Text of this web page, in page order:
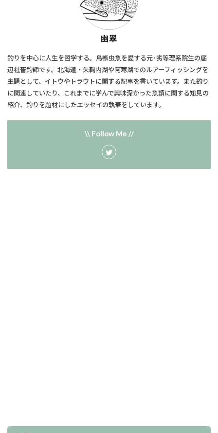
幽翠
釣りを中心に人生を哲学する。鳥獣虫魚を愛する元･劣等理系院生の底
辺社畜釣師です。北海道・朱鞠内湖や阿寒湖でのルアーフィッシングを
主題として、​イトウやトラウトに関する記事を書いています。また釣り
に関連していたり、​これまでに学んで興味深かった魚類に関する知見の
紹介、釣りを題材にしたエッセイの執筆をしています。
\\ Follow Me //